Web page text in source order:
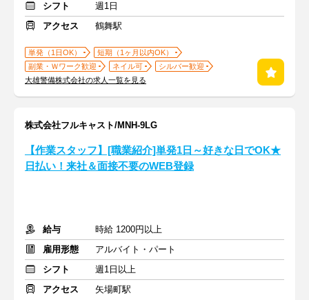
シフト
週1日
アクセス
鶴舞駅
単発（1日OK）
短期（1ヶ月以内OK）
副業・Ｗワーク歓迎
ネイル可
シルバー歓迎
大雄警備株式会社の求人一覧を見る
株式会社フルキャスト/MNH-9LG
【作業スタッフ】[職業紹介]単発1日～好きな日でOK★
日払い！来社＆面接不要のWEB登録
給与
時給 1200円以上
雇用形態
アルバイト・パート
シフト
週1日以上
アクセス
矢場町駅